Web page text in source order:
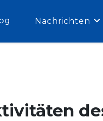
Nachrichten